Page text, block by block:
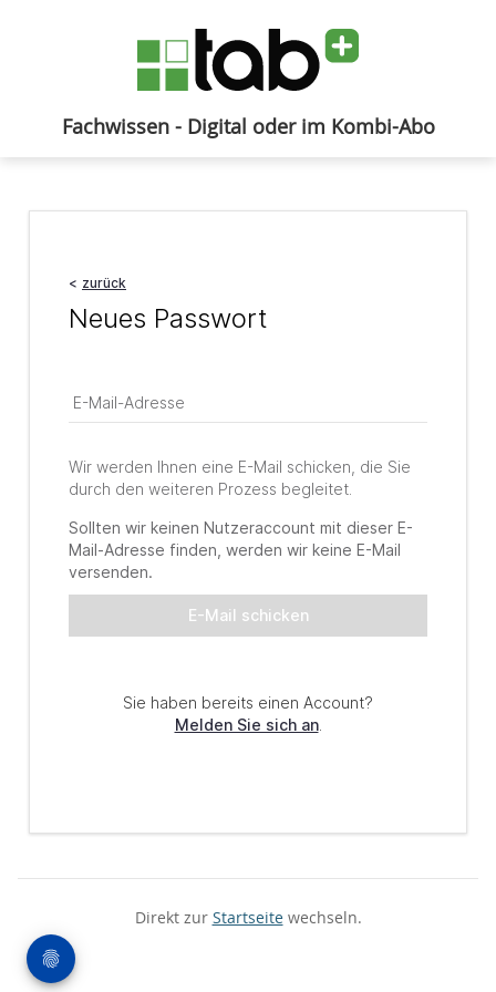
Fachwissen - Digital oder im Kombi-Abo
Direkt zur Startseitewechseln.